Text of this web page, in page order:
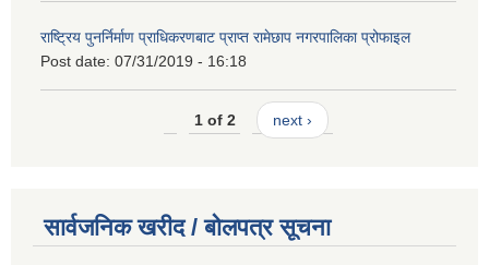
राष्ट्रिय पुनर्निर्माण प्राधिकरणबाट प्राप्त रामेछाप नगरपालिका प्रोफाइल
Post date: 07/31/2019 - 16:18
1 of 2 next ›
सार्वजनिक खरीद / बोलपत्र सूचना